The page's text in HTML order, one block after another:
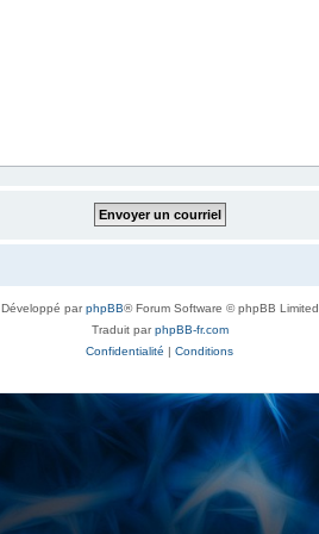
Développé parphpBB® Forum Software © phpBB Limited
Traduit parphpBB-fr.com
Confidentialité | Conditions